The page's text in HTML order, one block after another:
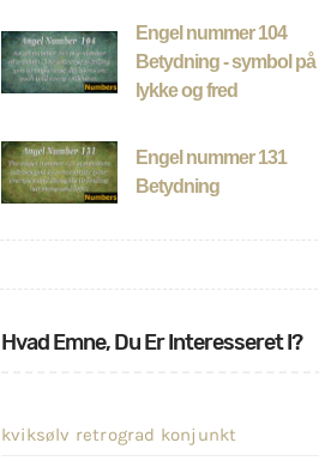
Engel nummer 104
Betydning - symbol på
lykke og fred
Engel nummer 131
Betydning
Hvad Emne, Du Er Interesseret I?
kviksølv retrograd konjunkt